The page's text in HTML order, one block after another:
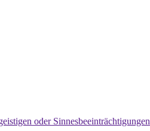
oder Sinnesbeeinträchtigungen